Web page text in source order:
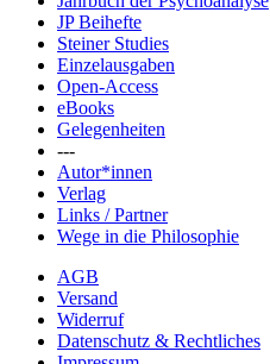
JP Beihefte
Steiner Studies
Einzelausgaben
Open-Access
eBooks
Gelegenheiten
---
Autor*innen
Verlag
Links / Partner
Wege in die Philosophie
AGB
Versand
Widerruf
Datenschutz & Rechtliches